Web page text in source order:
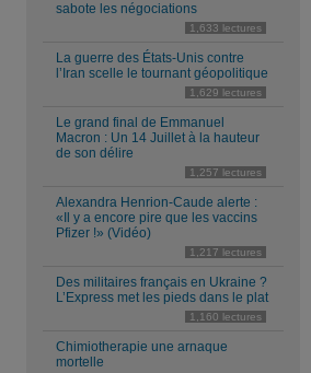
sabote les négociations
1,633 lectures
La guerre des États-Unis contre
l’Iran scelle le tournant géopolitique
1,629 lectures
Le grand final de Emmanuel
Macron : Un 14 Juillet à la hauteur
de son délire
1,257 lectures
Alexandra Henrion-Caude alerte :
«Il y a encore pire que les vaccins
Pfizer !» (Vidéo)
1,217 lectures
Des militaires français en Ukraine ?
L’Express met les pieds dans le plat
1,160 lectures
Chimiotherapie une arnaque
mortelle